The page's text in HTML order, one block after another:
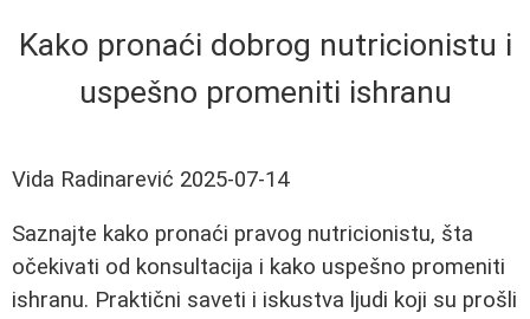
Kako pronaći dobrog nutricionistu i
uspešno promeniti ishranu
Vida Radinarević 2025-07-14
Saznajte kako pronaći pravog nutricionistu, šta
očekivati od konsultacija i kako uspešno promeniti
ishranu. Praktični saveti i iskustva ljudi koji su prošli